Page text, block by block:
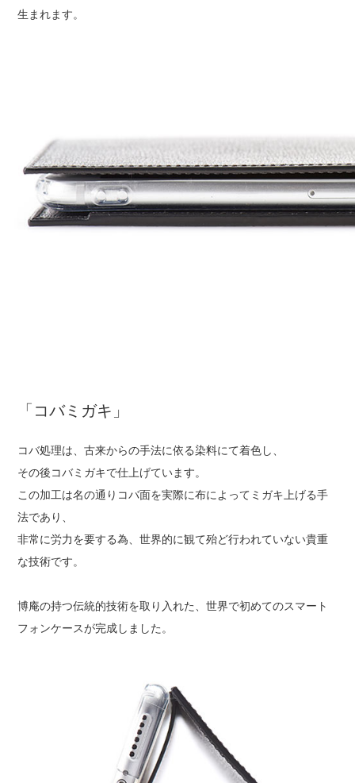
生まれます。
「コバミガキ」
コバ処理は、古来からの手法に依る染料にて着色し、
その後コバミガキで仕上げています。
この加工は名の通りコバ面を実際に布によってミガキ上げる手
法であり、
非常に労力を要する為、世界的に観て殆ど行われていない貴重
な技術です。
博庵の持つ伝統的技術を取り入れた、世界で初めてのスマート
フォンケースが完成しました。